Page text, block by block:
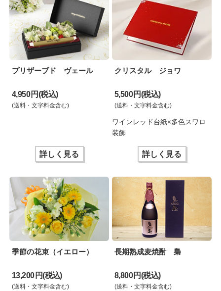
プリザーブド ヴェール
4,950 円(税込)
(送料・文字料金含む)
詳しく見る
クリスタル ジョワ
5,500 円(税込)
(送料・文字料金含む)
ワインレッド台紙×多色スワロ
装飾
詳しく見る
季節の花束（イエロー）
13,200 円(税込)
(送料・文字料金含む)
長期熟成麦焼酎 梟
8,800 円(税込)
(送料・文字料金含む)